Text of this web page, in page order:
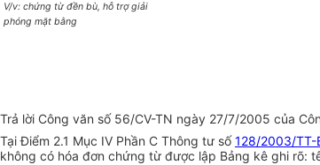
V/v: chứng từ đền bù, hỗ trợ giải
phóng mặt bằng
Trả lời Công văn số 56/CV-TN ngày 27/7/2005 của
Tại Điểm 2.1 Mục IV Phần C Thông tư số128/2003/TT-
không có hóa đơn chứng từ được lập Bảng kê ghi rõ: